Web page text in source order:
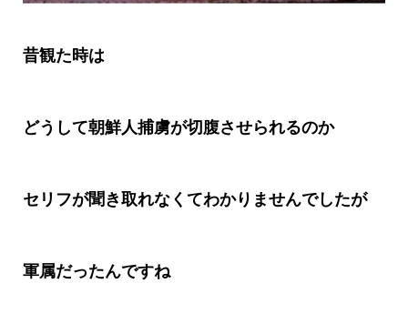
昔観た時は
どうして朝鮮人捕虜が切腹させられるのか
セリフが聞き取れなくてわかりませんでしたが
軍属だったんですね